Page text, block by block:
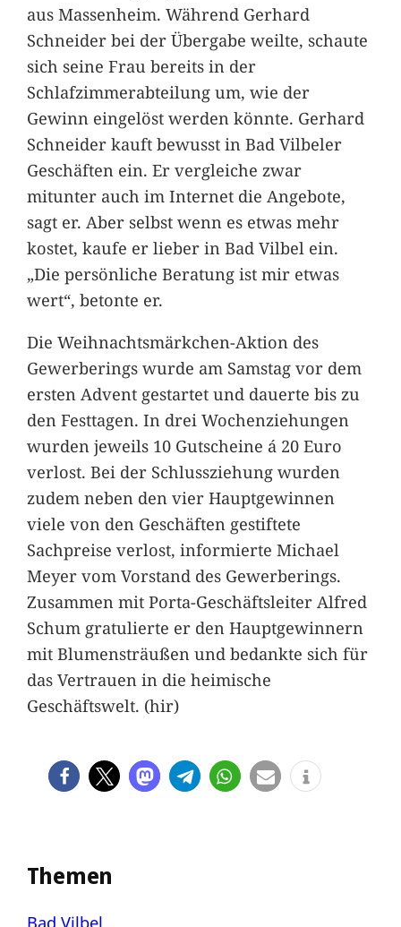
aus Massenheim. Während Gerhard
Schneider bei der Übergabe weilte, schaute
sich seine Frau bereits in der
Schlafzimmerabteilung um, wie der
Gewinn eingelöst werden könnte. Gerhard
Schneider kauft bewusst in Bad Vilbeler
Geschäften ein. Er vergleiche zwar
mitunter auch im Internet die Angebote,
sagt er. Aber selbst wenn es etwas mehr
kostet, kaufe er lieber in Bad Vilbel ein.
„Die persönliche Beratung ist mir etwas
wert“, betonte er.
Die Weihnachtsmärkchen-Aktion des
Gewerberings wurde am Samstag vor dem
ersten Advent gestartet und dauerte bis zu
den Festtagen. In drei Wochenziehungen
wurden jeweils 10 Gutscheine á 20 Euro
verlost. Bei der Schlussziehung wurden
zudem neben den vier Hauptgewinnen
viele von den Geschäften gestiftete
Sachpreise verlost, informierte Michael
Meyer vom Vorstand des Gewerberings.
Zusammen mit Porta-Geschäftsleiter Alfred
Schum gratulierte er den Hauptgewinnern
mit Blumensträußen und bedankte sich für
das Vertrauen in die heimische
Geschäftswelt. (hir)
Themen
Bad Vilbel